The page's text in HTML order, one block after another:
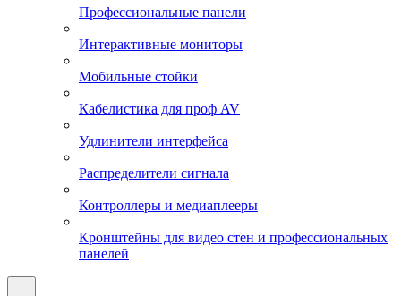
Профессиональные панели
Интерактивные мониторы
Мобильные стойки
Кабелистика для проф AV
Удлинители интерфейса
Распределители сигнала
Контроллеры и медиаплееры
Кронштейны для видео стен и профессиональных
панелей